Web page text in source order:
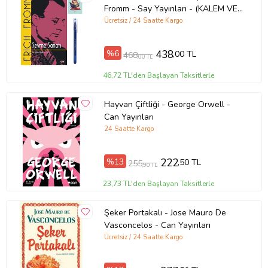
Ürün Adı: Disk Dünya 24: Beşinci Fil
Ürün Kodu: 9786052349854
Basım Yılı: 2021
Kapak Türü: Karton Kapak
Sayfa Sayısı: 424
Kağıt Cinsi: 2. Hamur
Çevirmen: Niran Elçi
Ürün Kodu:kcm12925588
Fromm - Say Yayınları - (KALEM VE
NOT DEFTERLİ) (Renksiz)
Ücretsiz / 24 Saatte Kargo
%6 468,00 TL 438,00 TL
46,72 TL'den Başlayan Taksitlerle
Hayvan Çiftliği - George Orwell -
Can Yayınları
24 Saatte Kargo
%13 255,90 TL 222,50 TL
23,73 TL'den Başlayan Taksitlerle
Şeker Portakalı - Jose Mauro De
Vasconcelos - Can Yayınları
Ücretsiz / 24 Saatte Kargo